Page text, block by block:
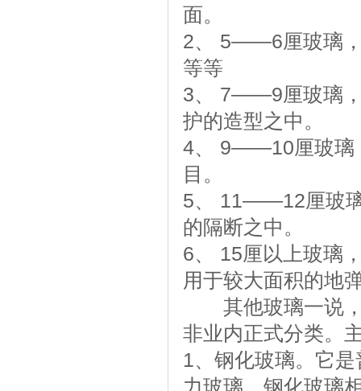
面。
2、 5——6厘玻璃，
等等
3、 7——9厘玻璃，
护的造型之中。
4、 9——10厘玻璃
目。
5、 11——12厘玻
的隔断之中。
6、 15厘以上玻璃
用于较大面积的地
其他玻璃一说，
非业内正式分类。
1、钢化玻璃。它
力玻璃。钢化玻璃